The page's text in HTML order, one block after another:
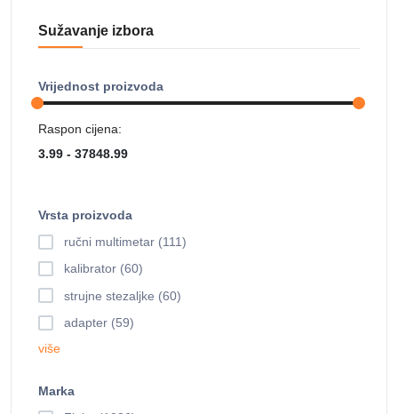
Sužavanje izbora
Vrijednost proizvoda
Raspon cijena:
Vrsta proizvoda
ručni multimetar (111)
kalibrator (60)
strujne stezaljke (60)
adapter (59)
više
Marka